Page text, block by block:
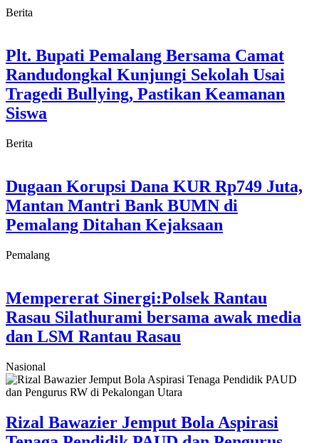
Berita
Plt. Bupati Pemalang Bersama Camat
Randudongkal Kunjungi Sekolah Usai
Tragedi Bullying, Pastikan Keamanan
Siswa
Berita
Dugaan Korupsi Dana KUR Rp749 Juta,
Mantan Mantri Bank BUMN di
Pemalang Ditahan Kejaksaan
Pemalang
Mempererat Sinergi:Polsek Rantau
Rasau Silathurami bersama awak media
dan LSM Rantau Rasau
Nasional
Rizal Bawazier Jemput Bola Aspirasi